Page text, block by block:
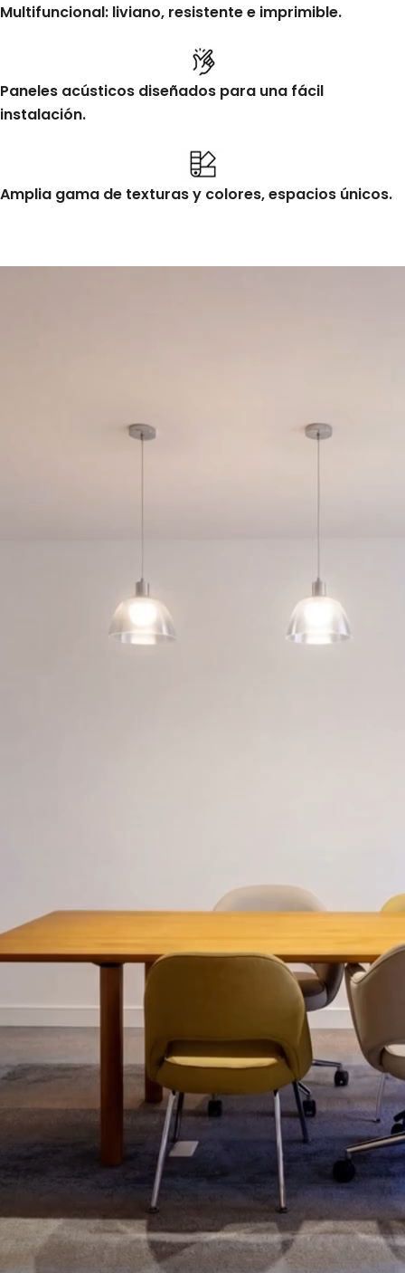
Multifuncional: liviano, resistente e imprimible.
Paneles acústicos diseñados para una fácil
instalación.
Amplia gama de texturas y colores, espacios únicos.